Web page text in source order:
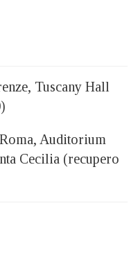
Tuscany Hall
Auditorium
Cecilia (recupero